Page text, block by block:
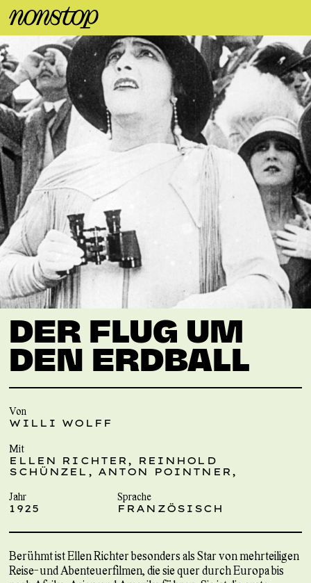
DER FLUG UM
DEN ERDBALL
Von
WILLI WOLFF
Mit
ELLEN RICHTER, REINHOLD
SCHÜNZEL, ANTON POINTNER,
Jahr
1925
Sprache
FRANZÖSISCH
Berühmt ist Ellen Richter besonders als Star von mehrteiligen
Reise- und Abenteuerfilmen, die sie quer durch Europa bis